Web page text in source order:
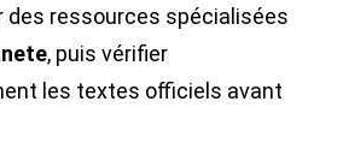
des ressources spécialisées
, puis vérifier
les textes officiels avant